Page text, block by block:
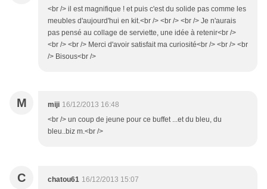
<br /> il est magnifique ! et puis c'est du solide pas comme les
meubles d'aujourd'hui en kit.<br /> <br /> <br /> Je n'aurais
pas pensé au collage de serviette, une idée à retenir<br />
<br /> <br /> Merci d'avoir satisfait ma curiosité<br /> <br /> <br
/> Bisous<br />
M miji 16/12/2013 16:48
<br /> un coup de jeune pour ce buffet ...et du bleu, du
bleu..biz m.<br />
C chatou61 16/12/2013 15:07